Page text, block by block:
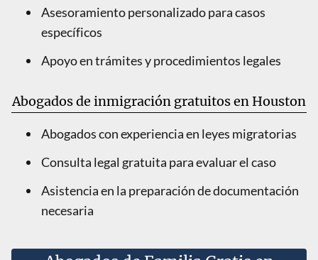
Asesoramiento personalizado para casos
específicos
Apoyo en trámites y procedimientos legales
Abogados de inmigración gratuitos en Houston
Abogados con experiencia en leyes migratorias
Consulta legal gratuita para evaluar el caso
Asistencia en la preparación de documentación
necesaria